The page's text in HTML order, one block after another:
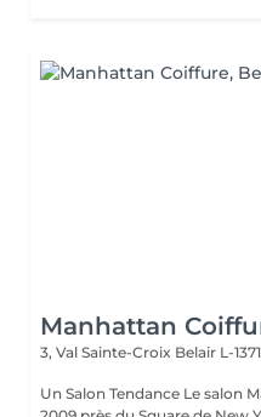
Manhattan
3, Val Sainte-Croix Belair L-1371
Un Salon Tendance Le salon